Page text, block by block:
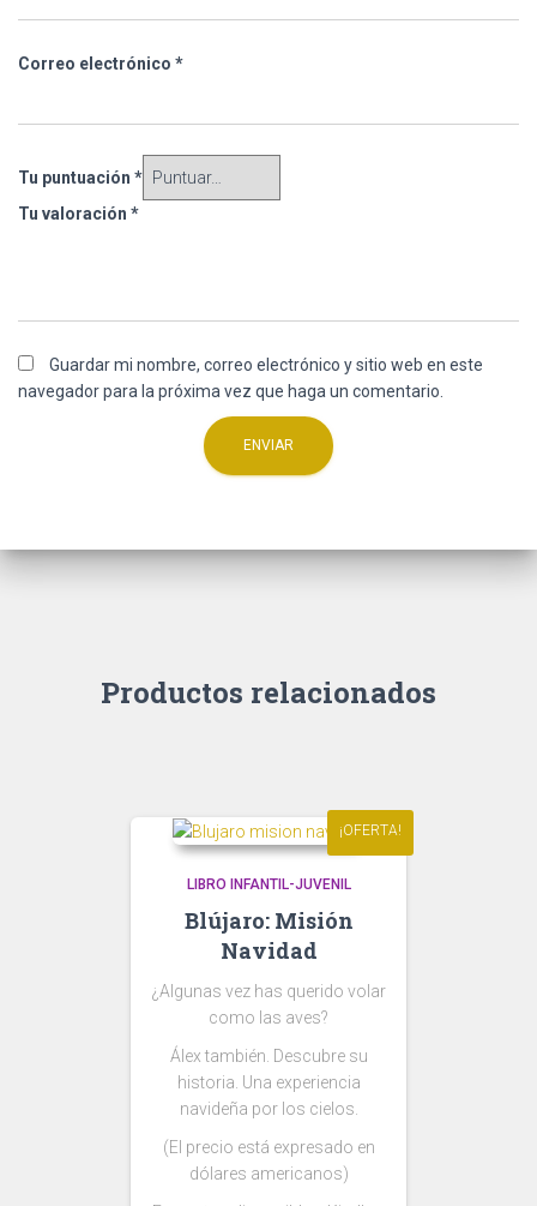
Correo electrónico *
Tu puntuación *
Tu valoración *
Guardar mi nombre, correo electrónico y sitio web en este
navegador para la próxima vez que haga un comentario.
Productos relacionados
¡OFERTA!
LIBRO INFANTIL-JUVENIL
Blújaro: Misión
Navidad
¿Algunas vez has querido volar
como las aves?
Álex también. Descubre su
historia. Una experiencia
navideña por los cielos.
(El precio está expresado en
dólares americanos)